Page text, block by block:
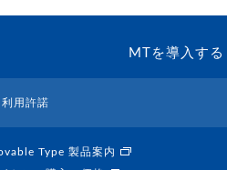
MTを導入する
利用許諾
Type 製品案内